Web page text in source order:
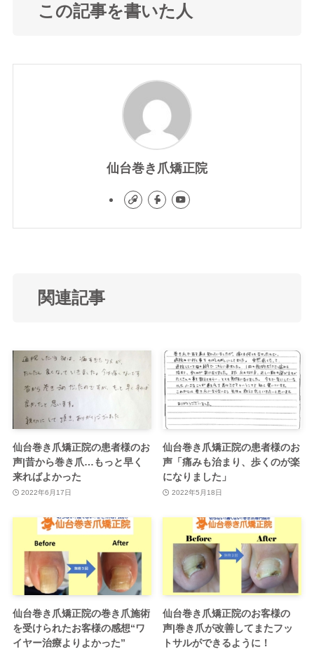
この記事を書いた人
仙台巻き爪矯正院
関連記事
仙台巻き爪矯正院の患者様のお
声|昔から巻き爪…もっと早く
来ればよかった
2022年6月17日
仙台巻き爪矯正院の患者様のお
声「痛みも治まり、歩くのが楽
になりました」
2022年5月18日
仙台巻き爪矯正院の巻き爪施術
を受けられたお客様の感想“ワ
イヤー治療よりよかった”
仙台巻き爪矯正院のお客様の
声|巻き爪が改善してまたフッ
トサルができるように！